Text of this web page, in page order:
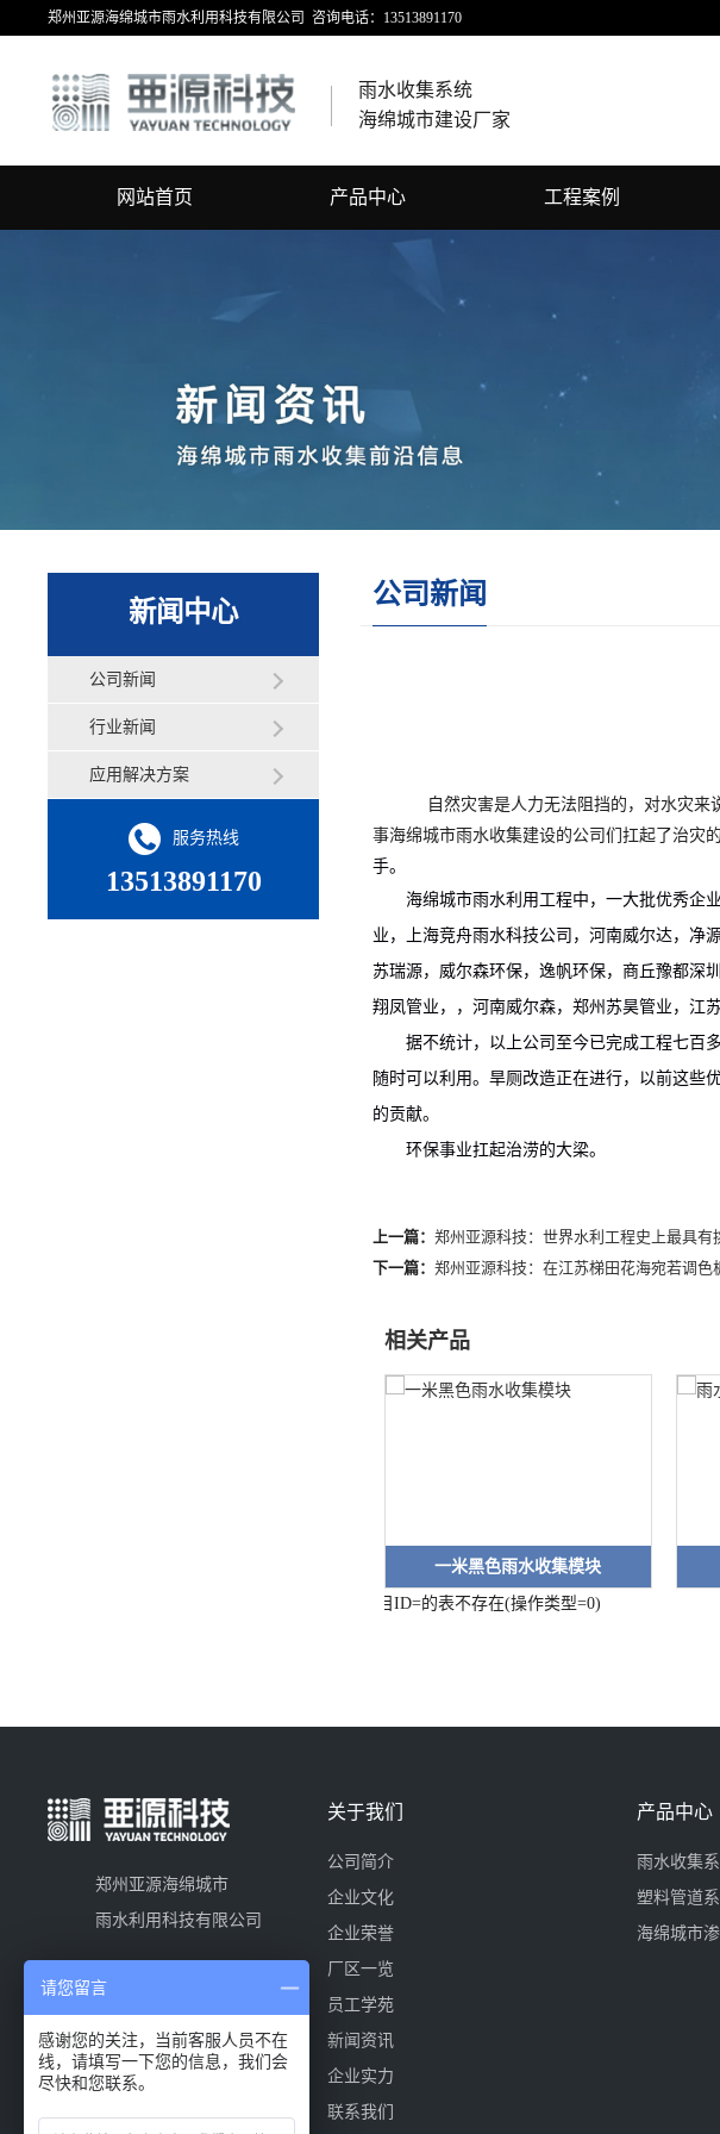
郑州亚源海绵城市雨水利用科技有限公司 咨询电话：13513891170
雨水收集系统
海绵城市建设厂家
网站首页 产品中心 工程案例
新闻中心
公司新闻
行业新闻
应用解决方案
服务热线
13513891170
公司新闻
自然灾害是人力无法阻挡的，对水灾来说
事海绵城市雨水收集建设的公司们扛起了治灾的
手。
海绵城市雨水利用工程中，一大批优秀企业
业，上海竞舟雨水科技公司，河南威尔达，净
苏瑞源，威尔森环保，逸帆环保，商丘豫都深
翔凤管业，，河南威尔森，郑州苏昊管业，江
据不统计，以上公司至今已完成工程七百多
随时可以利用。旱厕改造正在进行，以前这些
的贡献。
环保事业扛起治涝的大梁。
上一篇： 郑州亚源科技：世界水利工程史上最具有
下一篇： 郑州亚源科技：在江苏梯田花海宛若调色
相关产品
一米黑色雨水收集模块
栏目ID=的表不存在(操作类型=0)
郑州亚源海绵城市
雨水利用科技有限公司
关于我们
公司简介
企业文化
企业荣誉
厂区一览
员工学苑
新闻资讯
企业实力
联系我们
产品中心
雨水收集系
塑料管道系
海绵城市
请您留言
感谢您的关注，当前客服人员不在
线，请填写一下您的信息，我们会
尽快和您联系。